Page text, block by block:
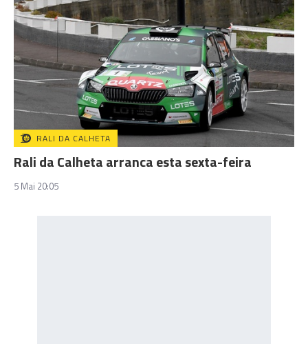
RALI DA CALHETA
Rali da Calheta arranca esta sexta-feira
5 Mai 20:05